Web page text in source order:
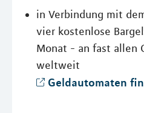
in Verbindung mit
vier kostenlose
Monat - an fast allen
weltweit
Geldautomaten